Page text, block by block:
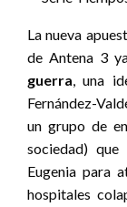
La nueva
de Antena 3
guerra, una
Fernández-
un grupo de
sociedad)
Eugenia para
hospitales